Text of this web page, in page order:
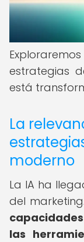
estrategias
está
La
moderno
La IA ha
del marketing.
las